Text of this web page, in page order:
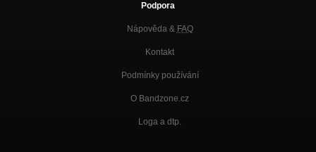
Podpora
Nápověda & FAQ
Kontakt
Podmínky používání
O Bandzone.cz
Loga a dtp.